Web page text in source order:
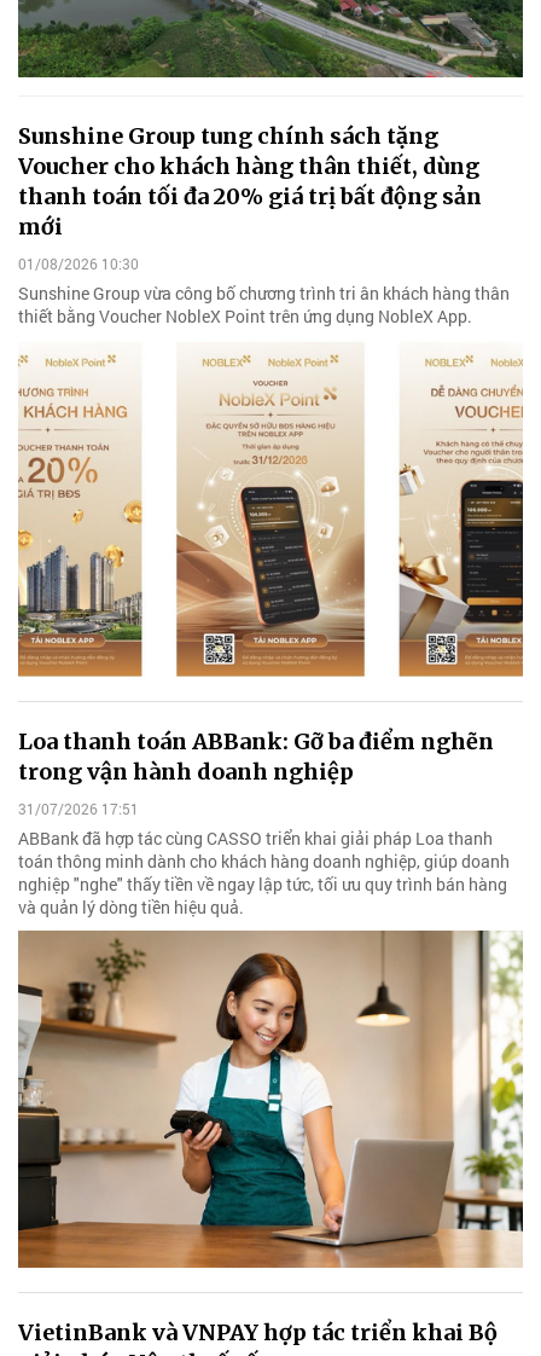
Sunshine Group tung chính sách tặng
Voucher cho khách hàng thân thiết, dùng
thanh toán tối đa 20% giá trị bất động sản
mới
01/08/2026 10:30
Sunshine Group vừa công bố chương trình tri ân khách hàng thân
thiết bằng Voucher NobleX Point trên ứng dụng NobleX App.
Loa thanh toán ABBank: Gỡ ba điểm nghẽn
trong vận hành doanh nghiệp
31/07/2026 17:51
ABBank đã hợp tác cùng CASSO triển khai giải pháp Loa thanh
toán thông minh dành cho khách hàng doanh nghiệp, giúp doanh
nghiệp "nghe" thấy tiền về ngay lập tức, tối ưu quy trình bán hàng
và quản lý dòng tiền hiệu quả.
VietinBank và VNPAY hợp tác triển khai Bộ